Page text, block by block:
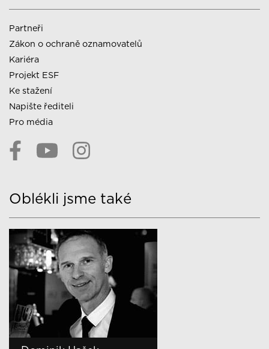
Partneři
Zákon o ochraně oznamovatelů
Kariéra
Projekt ESF
Ke stažení
Napište řediteli
Pro média
Oblékli jsme také